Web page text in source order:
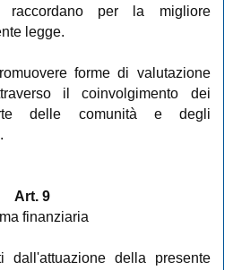
raccordano per la migliore
legge.
forme di valutazione
il coinvolgimento dei
delle comunità e degli
Art. 9
finanziaria
dall'attuazione della presente